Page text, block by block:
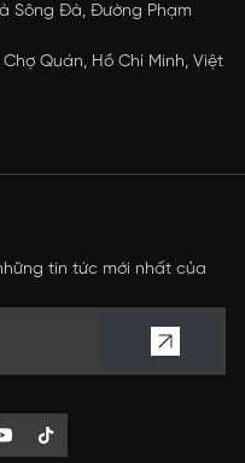
Sông Đà, Đường Phạm
Quán, Hồ Chí Minh, Việt
tin tức mới nhất của